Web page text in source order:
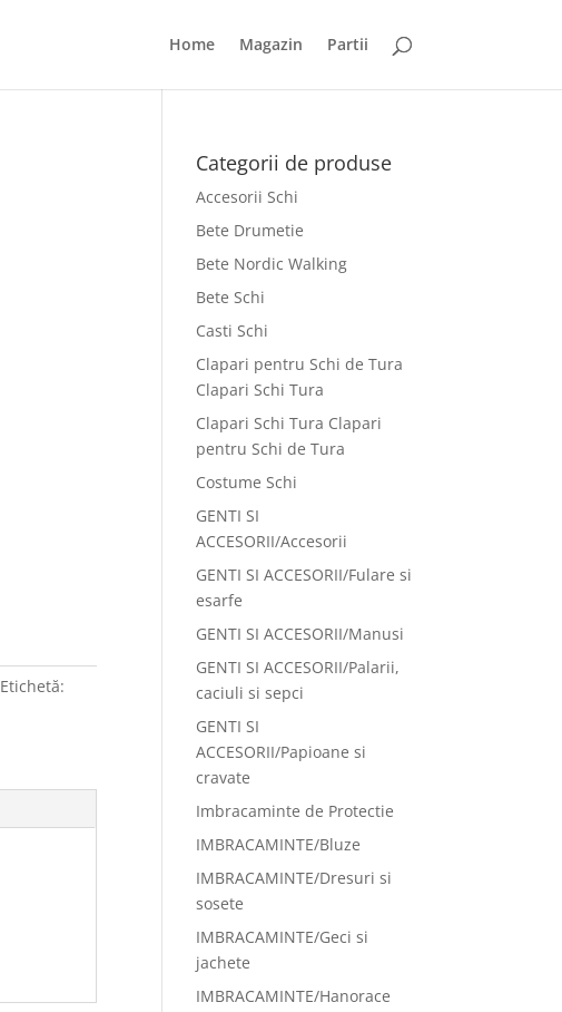
Home Magazin Partii
Etichetă:
Categorii de produse
Accesorii Schi
Bete Drumetie
Bete Nordic Walking
Bete Schi
Casti Schi
Clapari pentru Schi de Tura
Clapari Schi Tura
Clapari Schi Tura Clapari
pentru Schi de Tura
Costume Schi
GENTI SI
ACCESORII/Accesorii
GENTI SI ACCESORII/Fulare si
esarfe
GENTI SI ACCESORII/Manusi
GENTI SI ACCESORII/Palarii,
caciuli si sepci
GENTI SI
ACCESORII/Papioane si
cravate
Imbracaminte de Protectie
IMBRACAMINTE/Bluze
IMBRACAMINTE/Dresuri si
sosete
IMBRACAMINTE/Geci si
jachete
IMBRACAMINTE/Hanorace